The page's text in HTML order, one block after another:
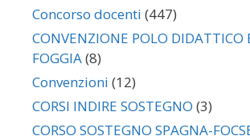
Concorso docenti (447)
CONVENZIONE POLO DIDATTICO
FOGGIA(8)
Convenzioni (12)
CORSI INDIRE SOSTEGNO (3)
CORSO SOSTEGNO SPAGNA-